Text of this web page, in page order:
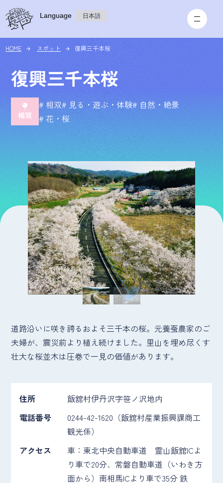
Language 日本語
HOME スポット 復興三千本桜
復興三千本桜
# 相双# 見る・遊ぶ・体験# 自然・絶景
# 花・桜
道路沿いに咲き誇るおよそ三千本の桜。元養蚕農家のご
夫婦が、震災前より植え続けました。里山を埋め尽くす
壮大な桜並木は圧巻で一見の価値があります。
住所
飯舘村伊丹沢字笹ノ沢地内
電話番号
0244-42-1620（飯舘村産業振興課商工
観光係）
アクセス
車：東北中央自動車道 霊山飯舘ICよ
り車で20分、常磐自動車道（いわき方
面から）南相馬ICより車で35分 鉄